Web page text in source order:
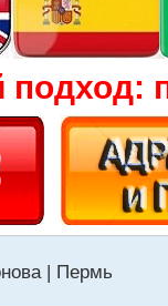
подход:
| Пермь